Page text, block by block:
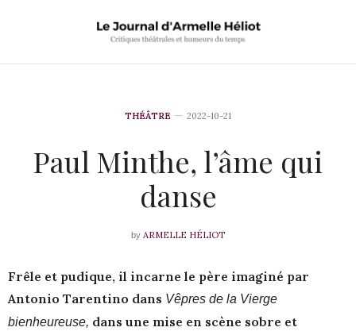
THÉÂTRE 2022-10-21
Paul Minthe, l’âme qui
danse
by ARMELLE HÉLIOT
Frêle et pudique, il incarne le père imaginé par
Antonio Tarentino dans Vêpres de la Vierge
bienheureuse, dans une mise en scène sobre et